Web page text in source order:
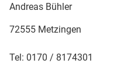
Andreas Bühler
72555 Metzingen
Tel: 0170 / 8174301